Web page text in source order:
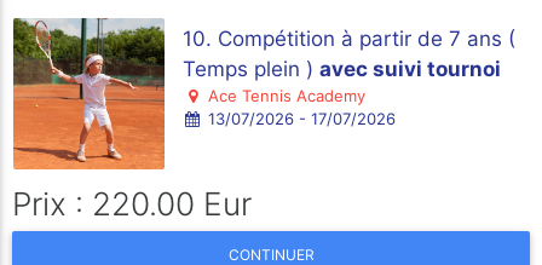
10. Compétition à partir de 7 ans (
Temps plein ) avec suivi tournoi
Ace Tennis Academy
13/07/2026 - 17/07/2026
Prix : 220.00 Eur
CONTINUER